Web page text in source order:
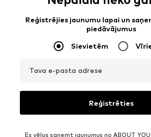
Reģistrējies jaunumu lapai un
piedāvājumus
Sievietēm
Tava e-pasta adrese
Reģistrēties
Es vēlos saņemt jaunumus no ABOUT